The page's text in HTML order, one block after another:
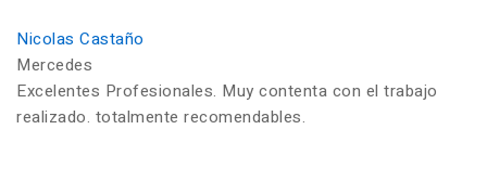
Nicolas Castaño
Mercedes
Excelentes Profesionales. Muy contenta con el trabajo
realizado. totalmente recomendables.